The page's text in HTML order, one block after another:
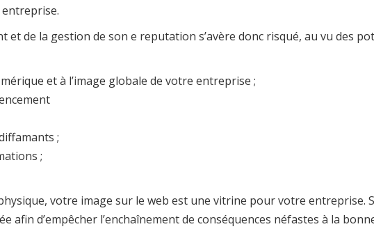
et de la gestion de son e reputation s’avère donc risqué, au vu des
et à l’image globale de votre entreprise ;
;
;
votre image sur le web est une vitrine pour votre entreprise.
afin d’empêcher l’enchaînement de conséquences néfastes à la